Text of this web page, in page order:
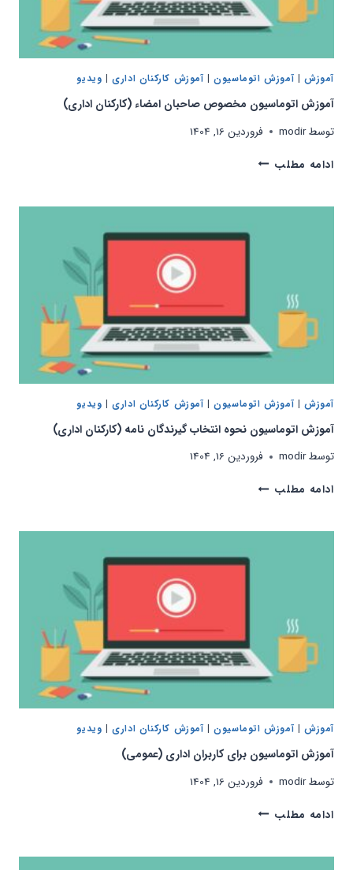
آموزش| آموزش اتوماسیون| آموزش کارکنان اداری| ویدیو
آموزش اتوماسیون مخصوص صاحبان امضاء (کارکنان اداری)
توسطmodir
فروردین 16, 1404
ادامه مطلبآموزش
صاحبان
(کارکنان
آموزش| آموزش اتوماسیون| آموزش کارکنان اداری| ویدیو
آموزش اتوماسیون نحوه انتخاب گیرندگان نامه (کارکنان اداری)
توسطmodir
فروردین 16, 1404
ادامه مطلبآموزش
انتخاب
گیرندگان
آموزش| آموزش اتوماسیون| آموزش کارکنان اداری| ویدیو
آموزش اتوماسیون برای کاربران اداری (عمومی)
توسطmodir
فروردین 16, 1404
ادامه مطلبآموزش
کاربران